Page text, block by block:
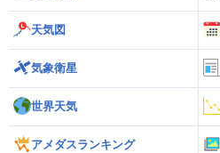
天気図
気象衛星
世界天気
アメダスランキング